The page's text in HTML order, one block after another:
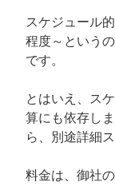
スケジュール
程度～という
です。
とはいえ、ス
算にも依存し
ら、別途詳細
料金は、御社